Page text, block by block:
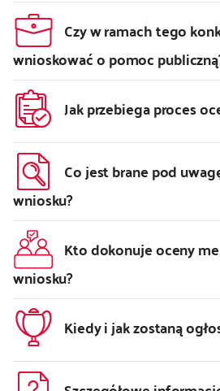
Czy w ramach tego
wnioskować o pomoc
Jak przebiega proces
Co jest brane pod
wniosku?
Kto dokonuje oceny
wniosku?
Kiedy i jak zostaną